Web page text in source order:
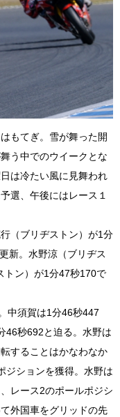
もてぎ。雪が舞った開
う中でのウイークとな
は冷たい風に見舞われ
選、午後にはレース１
（ブリヂストン）が1分
新。水野涼（ブリヂス
トン）が1分47秒170で
中須賀は1分46秒447
46秒692と迫る。水野は
することはかなわなか
ジションを獲得。水野は
レース2のポールポジシ
外国車をグリッドの先